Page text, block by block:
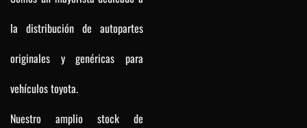
la distribución de autopartes
originales y genéricas para
vehículos toyota.
Nuestro amplio stock de